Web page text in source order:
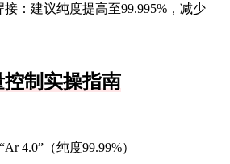
：建议纯度提高至99.995%，减少
制实操指南
4.0”（纯度99.99%）